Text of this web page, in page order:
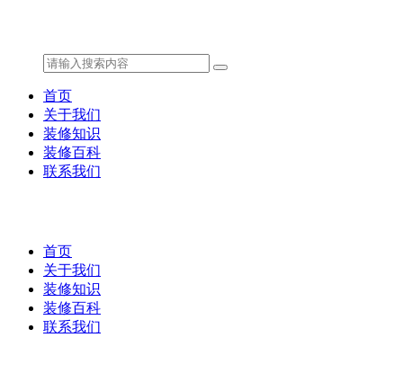
首页
关于我们
装修知识
装修百科
联系我们
首页
关于我们
装修知识
装修百科
联系我们